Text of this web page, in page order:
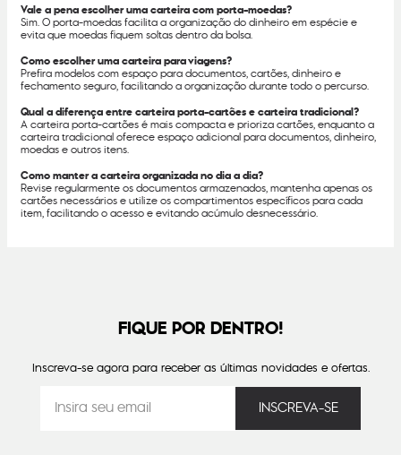
Vale a pena escolher uma carteira com porta-moedas?
Sim. O porta-moedas facilita a organização do dinheiro em espécie e
evita que moedas fiquem soltas dentro da bolsa.
Como escolher uma carteira para viagens?
Prefira modelos com espaço para documentos, cartões, dinheiro e
fechamento seguro, facilitando a organização durante todo o percurso.
Qual a diferença entre carteira porta-cartões e carteira tradicional?
A carteira porta-cartões é mais compacta e prioriza cartões, enquanto a
carteira tradicional oferece espaço adicional para documentos, dinheiro,
moedas e outros itens.
Como manter a carteira organizada no dia a dia?
Revise regularmente os documentos armazenados, mantenha apenas os
cartões necessários e utilize os compartimentos específicos para cada
item, facilitando o acesso e evitando acúmulo desnecessário.
FIQUE POR DENTRO!
Inscreva-se agora para receber as últimas novidades e ofertas.